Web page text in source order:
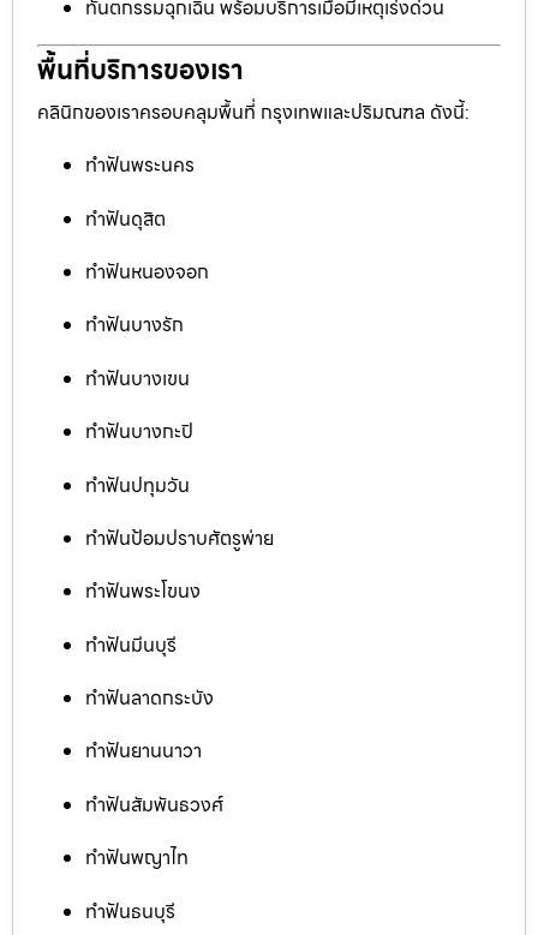
ทันตกรรมฉุกเฉิน พร้อมบริการเมื่อมีเหตุเร่งด่วน
พื้นที่บริการของเรา
คลินิกของเราครอบคลุมพื้นที่ กรุงเทพและปริมณฑล ดังนี้:
ทำฟันพระนคร
ทำฟันดุสิต
ทำฟันหนองจอก
ทำฟันบางรัก
ทำฟันบางเขน
ทำฟันบางกะปิ
ทำฟันปทุมวัน
ทำฟันป้อมปราบศัตรูพ่าย
ทำฟันพระโขนง
ทำฟันมีนบุรี
ทำฟันลาดกระบัง
ทำฟันยานนาวา
ทำฟันสัมพันธวงศ์
ทำฟันพญาไท
ทำฟันธนบุรี